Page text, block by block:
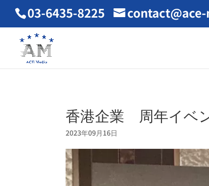
03-6435-8225
香港企業 周年イベ
2023年09月16日